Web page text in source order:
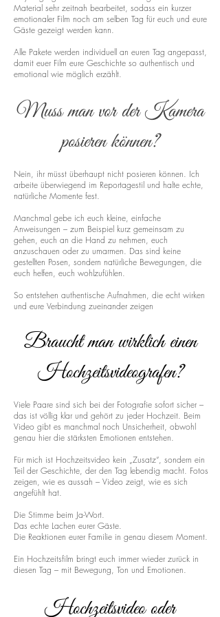
Material sehr zeitnah bearbeitet, sodass ein kurzer
emotionaler Film noch am selben Tag für euch und eure
Gäste gezeigt werden kann.
Alle Pakete werden individuell an euren Tag angepasst,
damit euer Film eure Geschichte so authentisch und
emotional wie möglich erzählt.
Muss man vor der Kamera
posieren können?
Nein, ihr müsst überhaupt nicht posieren können. Ich
arbeite überwiegend im Reportagestil und halte echte,
natürliche Momente fest.
Manchmal gebe ich euch kleine, einfache
Anweisungen – zum Beispiel kurz gemeinsam zu
gehen, euch an die Hand zu nehmen, euch
anzuschauen oder zu umarmen. Das sind keine
gestellten Posen, sondern natürliche Bewegungen, die
euch helfen, euch wohlzufühlen.
So entstehen authentische Aufnahmen, die echt wirken
und eure Verbindung zueinander zeigen
Braucht man wirklich einen
Hochzeitsvideografen?
Viele Paare sind sich bei der Fotografie sofort sicher –
das ist völlig klar und gehört zu jeder Hochzeit. Beim
Video gibt es manchmal noch Unsicherheit, obwohl
genau hier die stärksten Emotionen entstehen.
Für mich ist Hochzeitsvideo kein „Zusatz“, sondern ein
Teil der Geschichte, der den Tag lebendig macht. Fotos
zeigen, wie es aussah – Video zeigt, wie es sich
angefühlt hat.
Die Stimme beim Ja-Wort.
Das echte Lachen eurer Gäste.
Die Reaktionen eurer Familie in genau diesem Moment.
Ein Hochzeitsfilm bringt euch immer wieder zurück in
diesen Tag – mit Bewegung, Ton und Emotionen.
Hochzeitsvideo oder